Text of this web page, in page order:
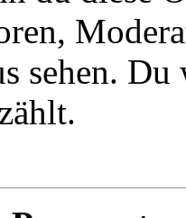
sehen.